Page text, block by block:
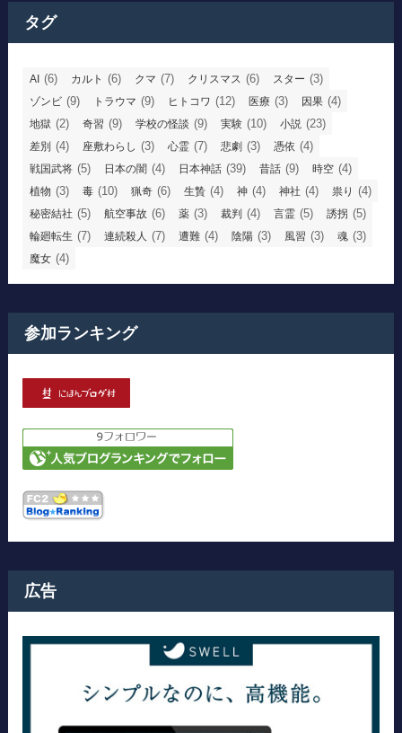
タグ
AI (6) カルト (6) クマ (7) クリスマス (6) スター (3)
ゾンビ (9) トラウマ (9) ヒトコワ (12) 医療 (3) 因果 (4)
地獄 (2) 奇習 (9) 学校の怪談 (9) 実験 (10) 小説 (23)
差別 (4) 座敷わらし (3) 心霊 (7) 悲劇 (3) 憑依 (4)
戦国武将 (5) 日本の闇 (4) 日本神話 (39) 昔話 (9) 時空 (4)
植物 (3) 毒 (10) 猟奇 (6) 生贄 (4) 神 (4) 神社 (4) 祟り (4)
秘密結社 (5) 航空事故 (6) 薬 (3) 裁判 (4) 言霊 (5) 誘拐 (5)
輪廻転生 (7) 連続殺人 (7) 遭難 (4) 陰陽 (3) 風習 (3) 魂 (3)
魔女 (4)
参加ランキング
広告